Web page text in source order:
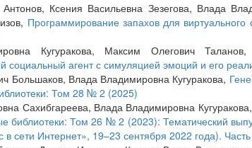
Ксения Васильевна Зезегова, Влада
Программирование запахов для
Кугуракова, Максим Олегович
агент с симуляцией эмоций и его
Большаков, Влада Владимировна Кугуракова,
Том 28 № 2 (2025)
Сахибгареева, Влада Владимировна
библиотеки: Том 26 № 2 (2023): Тематический
в сети Интернет», 19–23 сентября 2022 года).